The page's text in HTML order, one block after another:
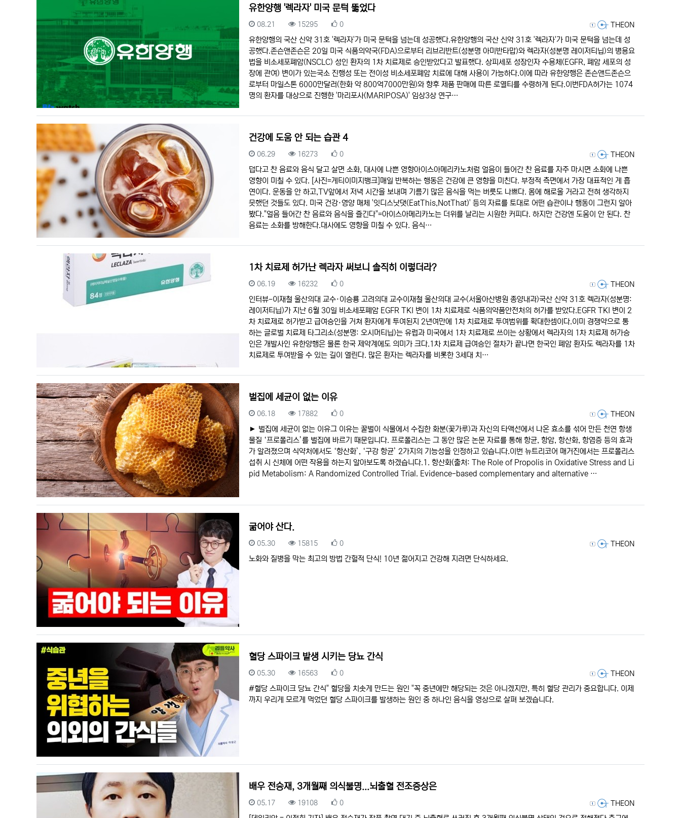
유한양행 '렉라자' 미국 문턱 뚫었다
등록자 THEON
등록일
08.21 조회
15295 추천
0
유한양행의 국산 신약 31호 '렉라자'가 미국 문턱을 넘는데 성공했다.유한양행의 국산 신약 31호 '렉라자'가 미국 문턱을 넘는데 성
공했다.존슨앤존슨은 20일 미국 식품의약국(FDA)으로부터 리브리반트(성분명 아미반타맙)와 렉라자(성분명 레이저티닙)의 병용요
법을 비소세포폐암(NSCLC) 성인 환자의 1차 치료제로 승인받았다고 발표했다. 상피세포 성장인자 수용체(EGFR, 폐암 세포의 성
장에 관여) 변이가 있는국소 진행성 또는 전이성 비소세포폐암 치료에 대해 사용이 가능하다.이에 따라 유한양행은 존슨앤드존슨으
로부터 마일스톤 6000만달러(한화 약 800억7000만원)와 향후 제품 판매에 따른 로열티를 수령하게 된다.이번FDA허가는 1074
명의 환자를 대상으로 진행한 '마리포사(MARIPOSA)' 임상3상 연구…
건강에 도움 안 되는 습관 4
등록자 THEON
등록일
06.29 조회
16273 추천
0
덥다고 찬 음료와 음식 달고 살면 소화, 대사에 나쁜 영향아이스아메리카노처럼 얼음이 들어간 찬 음료를 자주 마시면 소화에 나쁜
영향이 미칠 수 있다. [사진=게티이미지뱅크]매일 반복하는 행동은 건강에 큰 영향을 미친다. 부정적 측면에서 가장 대표적인 게 흡
연이다. 운동을 안 하고,TV앞에서 저녁 시간을 보내며 기름기 많은 음식을 먹는 버릇도 나쁘다. 몸에 해로울 거라고 전혀 생각하지
못했던 것들도 있다. 미국 건강·영양 매체 '잇디스낫댓(EatThis,NotThat)' 등의 자료를 토대로 어떤 습관이나 행동이 그런지 알아
봤다."얼음 들어간 찬 음료와 음식을 즐긴다"=아이스아메리카노는 더위를 날리는 시원한 커피다. 하지만 건강엔 도움이 안 된다. 찬
음료는 소화를 방해한다.대사에도 영향을 미칠 수 있다. 음식…
1차 치료제 허가난 렉라자 써보니 솔직히 이렇더라?
등록자 THEON
등록일
06.19 조회
16232 추천
0
인터뷰-이재철 울산의대 교수·이승룡 고려의대 교수이재철 울산의대 교수(서울아산병원 종양내과)국산 신약 31호 렉라자(성분명:
레이저티닙)가 지난 6월 30일 비소세포폐암 EGFR TKI 변이 1차 치료제로 식품의약품안전처의 허가를 받았다.EGFR TKI 변이 2
차 치료제로 허가받고 급여승인을 거쳐 환자에게 투여된지 2년여만에 1차 치료제로 투여범위를 확대한셈이다.이미 경쟁약으로 통
하는 글로벌 치료제 타그리소(성분명: 오시머티닙)는 유럽과 미국에서 1차 치료제로 쓰이는 상황에서 렉라자의 1차 치료제 허가승
인은 개발사인 유한양행은 물론 한국 제약계에도 의미가 크다.1차 치료제 급여승인 절차가 끝나면 한국인 폐암 환자도 렉라자를 1차
치료제로 투여받을 수 있는 길이 열린다. 많은 환자는 렉라자를 비롯한 3세대 치…
벌집에 세균이 없는 이유
등록자 THEON
등록일
06.18 조회
17882 추천
0
► 벌집에 세균이 없는 이유그 이유는 꿀벌이 식물에서 수집한 화분(꽃가루)과 자신의 타액선에서 나온 효소를 섞어 만든 천연 항생
물질 ‘프로폴리스’를 벌집에 바르기 때문입니다. 프로폴리스는 그 동안 많은 논문 자료를 통해 항균, 항암, 항산화, 항염증 등의 효과
가 알려졌으며 식약처에서도 ‘항산화’, ‘구강 항균’ 2가지의 기능성을 인정하고 있습니다.이번 뉴트리코어 매거진에서는 프로폴리스
섭취 시 신체에 어떤 작용을 하는지 알아보도록 하겠습니다.1. 항산화(출처: The Role of Propolis in Oxidative Stress and Li
pid Metabolism: A Randomized Controlled Trial. Evidence-based complementary and alternative …
굶어야 산다.
등록자 THEON
등록일
05.30 조회
15815 추천
0
노화와 질병을 막는 최고의 방법 간헐적 단식! 10년 젊어지고 건강해 지려면 단식하세요.
혈당 스파이크 발생 시키는 당뇨 간식
등록자 THEON
등록일
05.30 조회
16563 추천
0
#혈당 스파이크 당뇨 간식" 혈당을 치솟게 만드는 원인 "꼭 중년에만 해당되는 것은 아니겠지만, 특히 혈당 관리가 중요합니다. 이제
까지 우리게 모르게 먹었던 혈당 스파이크를 발생하는 원인 중 하나인 음식을 영상으로 살펴 보겠습니다.
배우 전승재, 3개월째 의식불명...뇌출혈 전조증상은
등록자 THEON
등록일
05.17 조회
19108 추천
0